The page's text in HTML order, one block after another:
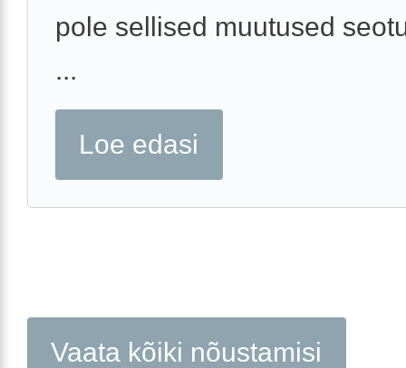
pole sellised muutused
...
Loe edasi
Vaata kõiki nõustamisi